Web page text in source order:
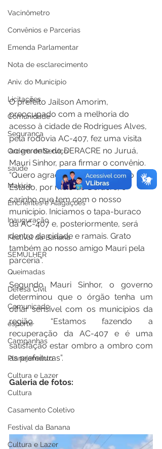
Vacinômetro
Convênios e Parcerias
Emenda Parlamentar
Nota de esclarecimento
Aniv. do Município
Licitações
Comunidade
Segurança
Ordem de Serviço
saúde
Malária
Enchentes e Alagações
Inauguração
Festival da Banana
SEMULHER
Queimadas
Defesa Civil
Comunicado
esporte
Campanhas
Planejamento
Cultura e Lazer
Cultura
Casamento Coletivo
Festival da Banana
Cultura e Lazer
O prefeito Jailson Amorim,
preocupado com a melhoria do
acesso à cidade de Rodrigues Alves,
pela rodovia AC-407, fez uma visita
ao gerente do DERACRE no Juruá,
Mauri Sinhor, para firmar o convênio.
“Quero agradecer ao governo do
Estado, por meio do Deracre, o
carinho que tem com o nosso
município. Iniciamos o tapa-buraco
da AC-407 e, posteriormente, será
dentro da cidade e ramais. Grato
também ao nosso amigo Mauri pela
parceria”.
Segundo Mauri Sinhor, o governo
determinou que o órgão tenha um
olhar sensível com os municípios da
região. “Estamos fazendo a
recuperação da AC-407 e é uma
satisfação estar ombro a ombro com
as prefeituras”.
Galeria de fotos: